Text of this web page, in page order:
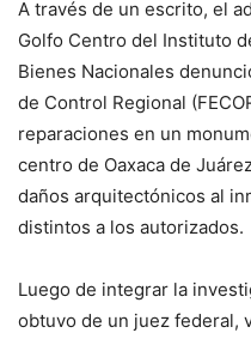
A través de un escrito, el
Golfo Centro del Instituto
Bienes Nacionales
de Control Regional
reparaciones en un
centro de Oaxaca de
daños arquitectónicos al
distintos a los autorizados.
Luego de integrar la
obtuvo de un juez federal,